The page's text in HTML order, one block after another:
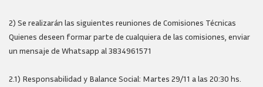
2) Se realizarán las siguientes reuniones de Comisiones Técnicas
Quienes deseen formar parte de cualquiera de las comisiones, enviar
un mensaje de Whatsapp al 3834961571
2.1) Responsabilidad y Balance Social: Martes 29/11 a las 20:30 hs.